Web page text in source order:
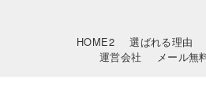
HOME2 選ばれる理由
運営会社
メール無